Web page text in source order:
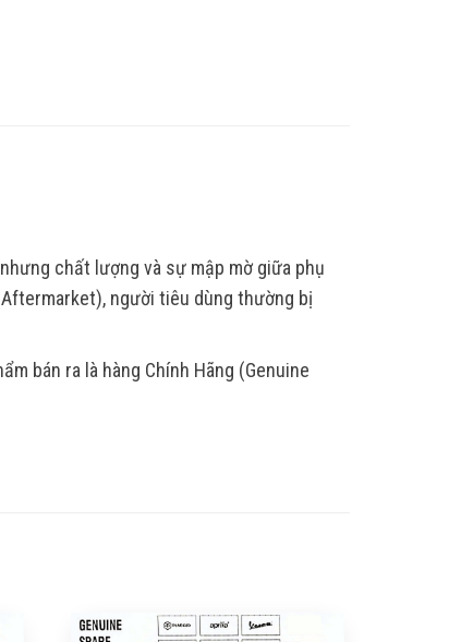
chất lượng và sự mập mờ giữa phụ
người tiêu dùng thường bị
bán ra là hàng Chính Hãng (Genuine